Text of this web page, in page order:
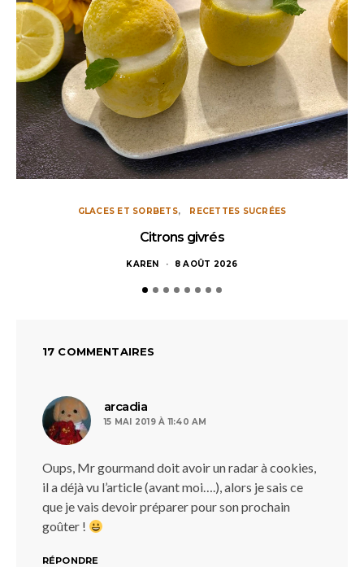
GLACES ET SORBETS RECETTES SUCRÉES
Citrons givrés
KAREN 8 AOÛT 2026
17 COMMENTAIRES
arcadia
15 MAI 2019 À 11:40 AM
Oups, Mr gourmand doit avoir un radar à cookies,
il a déjà vu l’article (avant moi….), alors je sais ce
que je vais devoir préparer pour son prochain
goûter !
RÉPONDRE